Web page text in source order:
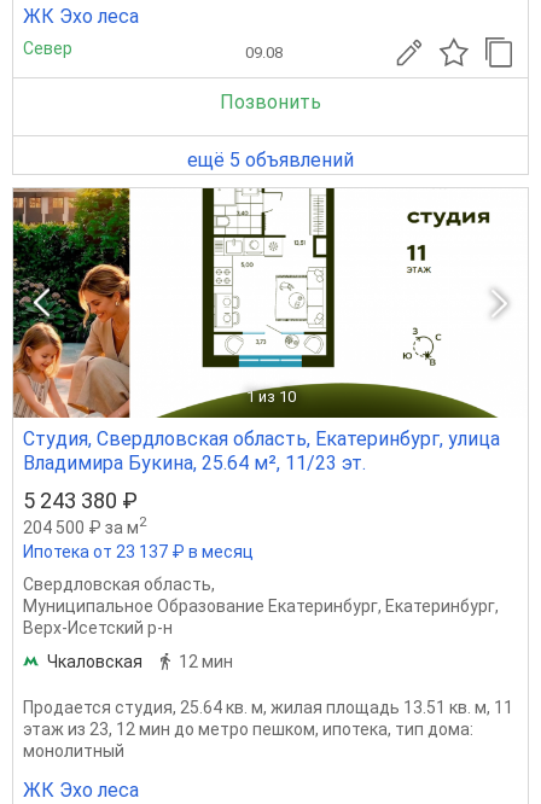
ЖК Эхо леса
Север 09.08
Позвонить
ещё 5 объявлений
1 из 10
Студия, Свердловская область, Екатеринбург, улица
Владимира Букина, 25.64 м², 11/23 эт.
5 243 380 ₽
204 500 ₽ за м2
Ипотека от 23 137 ₽ в месяц
Свердловская область,
Муниципальное Образование Екатеринбург, Екатеринбург,
Верх-Исетский р-н
Чкаловская
12 мин
Продается студия, 25.64 кв. м, жилая площадь 13.51 кв. м, 11
этаж из 23, 12 мин до метро пешком, ипотека, тип дома:
монолитный
ЖК Эхо леса